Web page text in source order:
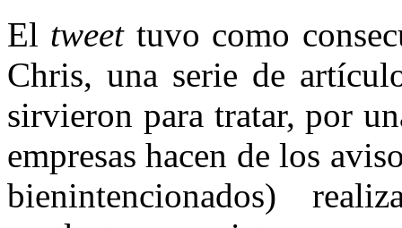
El tweettuvo como
Chris, una serie de
sirvieron para tratar, por
empresas hacen de los
bienintencionados)